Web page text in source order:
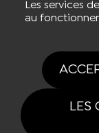
Les services
au
LES